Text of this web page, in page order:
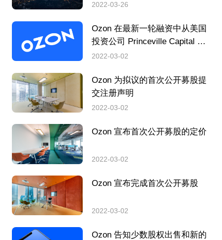
2022-03-26
Ozon 在最新一轮融资中从美国
投资公司 Princeville Capital 获
得 5000 万美元，从现有投资者
2022-03-02
Ozon 为拟议的首次公开募股提
交注册声明
2022-03-02
Ozon 宣布首次公开募股的定价
2022-03-02
Ozon 宣布完成首次公开募股
2022-03-02
Ozon 告知少数股权出售和新的